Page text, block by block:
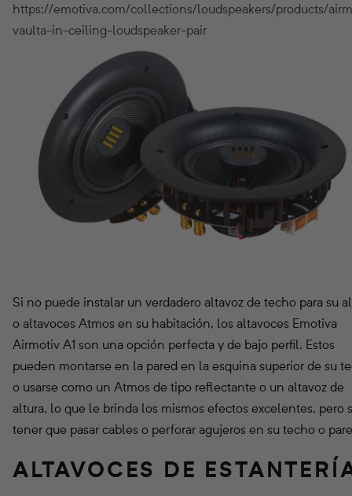
https://emotiva.com/collections/loudspeakers/products/
vaulta-in-ceiling-loudspeaker-pair
Si no puede instalar un verdadero altavoz de techo para su
o altavoces Atmos en su habitación, los altavoces Emotiva
Airmotiv A1 son una opción perfecta y de bajo perfil. Estos
pueden montarse en la pared en la esquina superior de su
o usarse como un Atmos de tipo reflectante o un altavoz de
altura, lo que le brinda los mismos efectos excelentes, pero
tener que pasar cables o perforar agujeros en su techo o
ALTAVOCES DE